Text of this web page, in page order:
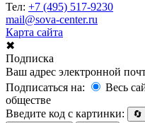
Тел: +7 (495) 517-9230
mail@sova-center.ru
Карта сайта
✖
Подписка
Ваш адрес электронной
Подписаться на:
Весь
обществе
Введите код с картинки:
🔄